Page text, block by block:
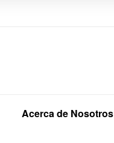
Acerca de Nosotros